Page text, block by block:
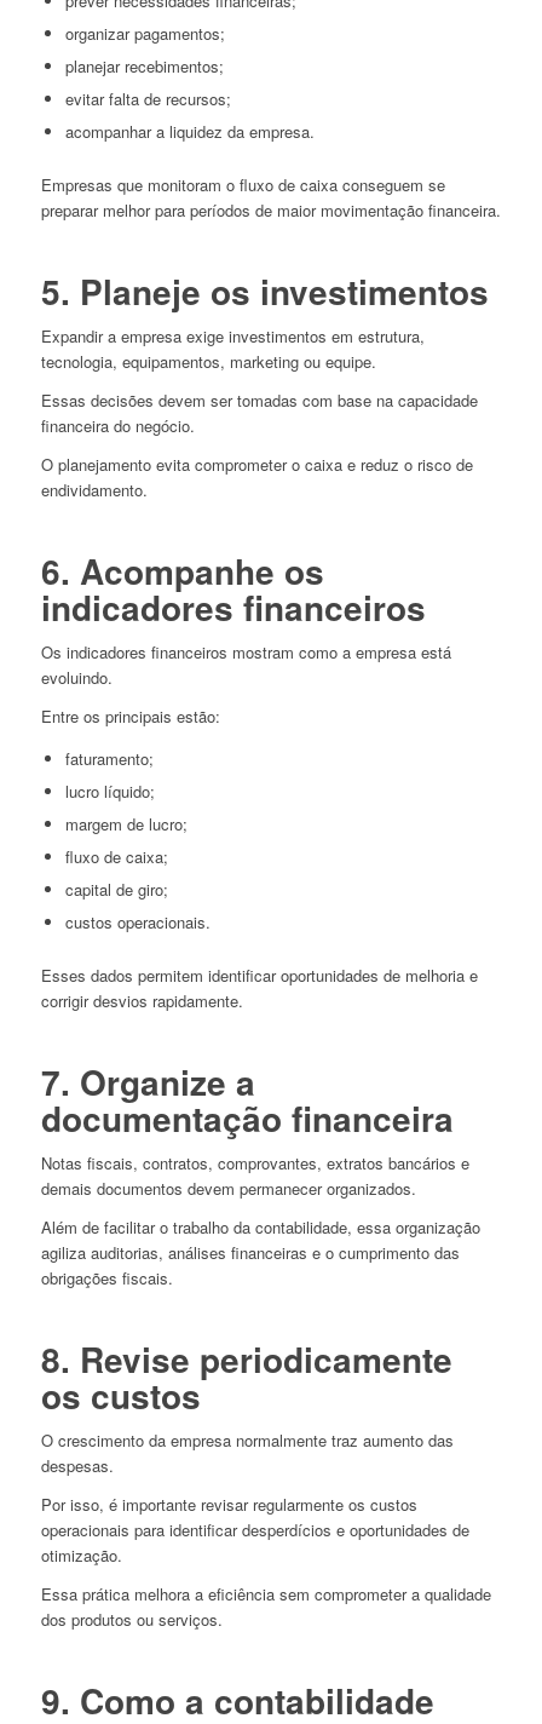
organizar pagamentos;
planejar recebimentos;
evitar falta de recursos;
acompanhar a liquidez da empresa.
Empresas que monitoram o fluxo de caixa conseguem se
preparar melhor para períodos de maior movimentação financeira.
5. Planeje os investimentos
Expandir a empresa exige investimentos em estrutura,
tecnologia, equipamentos, marketing ou equipe.
Essas decisões devem ser tomadas com base na capacidade
financeira do negócio.
O planejamento evita comprometer o caixa e reduz o risco de
endividamento.
6. Acompanhe os
indicadores financeiros
Os indicadores financeiros mostram como a empresa está
evoluindo.
Entre os principais estão:
faturamento;
lucro líquido;
margem de lucro;
fluxo de caixa;
capital de giro;
custos operacionais.
Esses dados permitem identificar oportunidades de melhoria e
corrigir desvios rapidamente.
7. Organize a
documentação financeira
Notas fiscais, contratos, comprovantes, extratos bancários e
demais documentos devem permanecer organizados.
Além de facilitar o trabalho da contabilidade, essa organização
agiliza auditorias, análises financeiras e o cumprimento das
obrigações fiscais.
8. Revise periodicamente
os custos
O crescimento da empresa normalmente traz aumento das
despesas.
Por isso, é importante revisar regularmente os custos
operacionais para identificar desperdícios e oportunidades de
otimização.
Essa prática melhora a eficiência sem comprometer a qualidade
dos produtos ou serviços.
9. Como a contabilidade